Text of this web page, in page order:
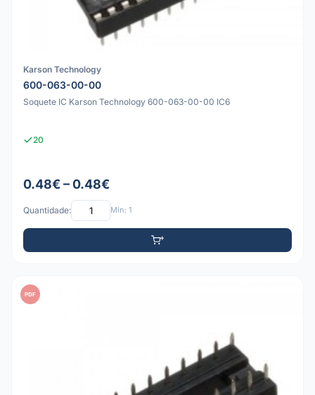
Karson Technology
600-063-00-00
Soquete IC Karson Technology 600-063-00-00 IC6
20
0.48€ – 0.48€
Quantidade: Mín: 1
PDF